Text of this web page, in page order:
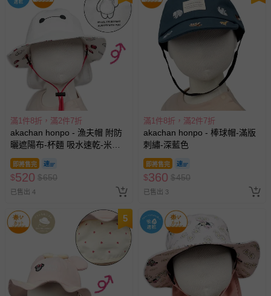
滿1件8折，滿2件7折
akachan honpo - 漁夫帽 附防
曬遮陽布-杯麵 吸水速乾-米白
色
即將售完
$520 $650
已售出 4
滿1件8折，滿2件7折
akachan honpo - 棒球帽-滿版
刺繡-深藍色
即將售完
$360 $450
已售出 3
5